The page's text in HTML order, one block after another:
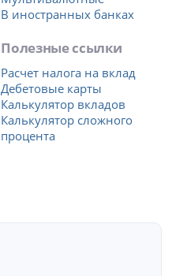
В иностранных банках
Полезные ссылки
Расчет налога на вклад
Дебетовые карты
Калькулятор вкладов
Калькулятор сложного
процента